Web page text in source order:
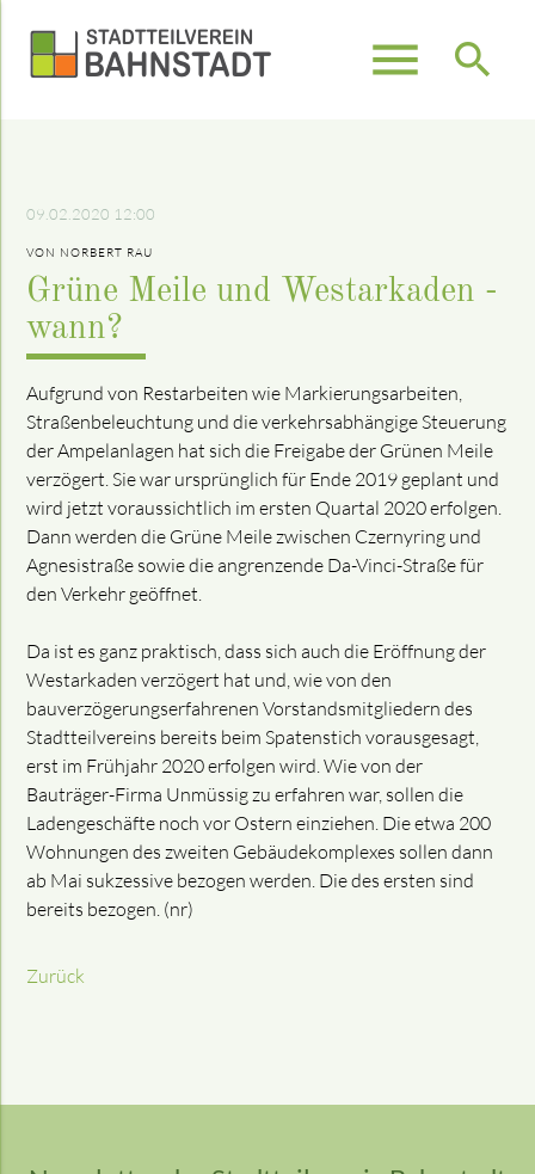
menu search
09.02.2020 12:00
VON NORBERT RAU
Grüne Meile und Westarkaden -
wann?
Aufgrund von Restarbeiten wie Markierungsarbeiten,
Straßen­beleuch­tung und die verkehrsabhängige Steue­rung
der Ampelanlagen hat sich die Freigabe der Grünen Meile
verzögert. Sie war ursprünglich für Ende 2019 geplant und
wird jetzt voraussichtlich im ersten Quartal 2020 erfolgen.
Dann werden die Grüne Meile zwischen Czernyring und
Agnesistraße sowie die angrenzende Da-Vinci-Straße für
den Verkehr geöffnet.
Da ist es ganz praktisch, dass sich auch die Eröffnung der
Westarkaden verzögert hat und, wie von den
bauverzögerungserfahrenen Vorstandsmitgliedern des
Stadtteilvereins bereits beim Spatenstich vorausgesagt,
erst im Frühjahr 2020 erfolgen wird. Wie von der
Bauträger-Firma Unmüssig zu erfahren war, sollen die
Ladengeschäfte noch vor Ostern einziehen. Die etwa 200
Wohnungen des zweiten Gebäudekomplexes sollen dann
ab Mai sukzessive bezogen werden. Die des ersten sind
bereits bezogen. (nr)
Zurück